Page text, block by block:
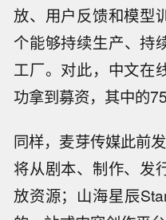
放、用户反馈和模型
个能够持续生产、持
工厂。对此，中文在
功拿到募资，其中的
同样，麦芽传媒此前
将从剧本、制作、发
放资源；山海星辰